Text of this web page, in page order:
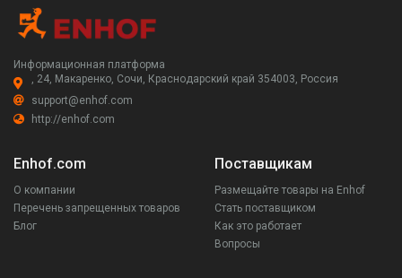
Информационная платформа
, 24, Макаренко, Сочи, Краснодарский край 354003, Россия
support@enhof.com
http://enhof.com
Enhof.com
О компании
Перечень запрещенных товаров
Блог
Поставщикам
Размещайте товары на Enhof
Стать поставщиком
Как это работает
Вопросы